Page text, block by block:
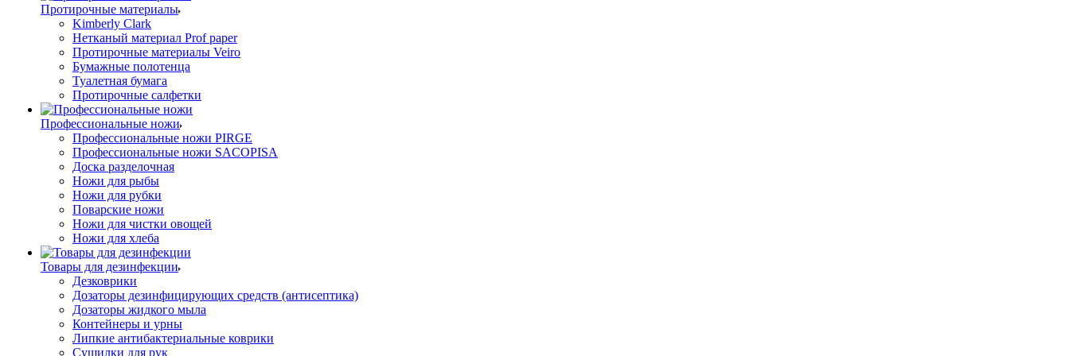
Протирочные материалы
Kimberly Clark
Нетканый материал Prof paper
Протирочные материалы Veiro
Бумажные полотенца
Туалетная бумага
Протирочные салфетки
Профессиональные ножи
Профессиональные ножи PIRGE
Профессиональные ножи SACOPISA
Доска разделочная
Ножи для рыбы
Ножи для рубки
Поварские ножи
Ножи для чистки овощей
Ножи для хлеба
Товары для дезинфекции
Дезковрики
Дозаторы дезинфицирующих средств (антисептика)
Дозаторы жидкого мыла
Контейнеры и урны
Липкие антибактериальные коврики
Сушилки для рук